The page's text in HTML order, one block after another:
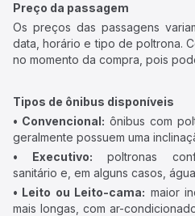
Preço da passagem
Os preços das passagens
data, horário e tipo de poltrona.
no momento da compra, pois
Tipos de ônibus disponíveis
• Convencional: ônibus com
geralmente possuem uma
• Executivo: poltronas
sanitário e, em alguns casos,
• Leito ou Leito-cama: maior
mais longas, com ar-